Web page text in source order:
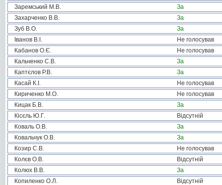
Заремський М.В.
За
Захарченко В.В.
За
Зуб В.О.
За
Іванов В.І.
Не голосував
Кабанов О.Є.
Не голосував
Кальченко С.В.
За
Каптєлов Р.В.
За
Касай К.І.
Не голосував
Кириченко М.О.
Не голосував
Кицак Б.В.
За
Кісєль Ю.Г.
Відсутній
Коваль О.В.
За
Ковальчук О.В.
За
Козир С.В.
Не голосував
Колєв О.В.
Відсутній
Колюх В.В.
За
Копиленко О.Л.
Відсутній